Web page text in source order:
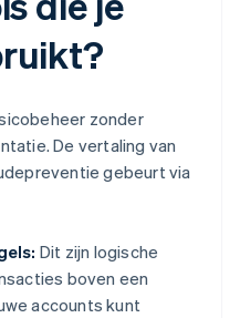
zonder
De vertaling van
gebeurt via
Dit zijn logische
boven een
accounts kunt